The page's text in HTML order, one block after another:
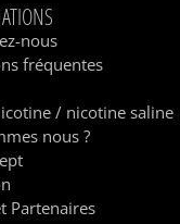
nous
fréquentes
/ nicotine saline
nous ?
Partenaires